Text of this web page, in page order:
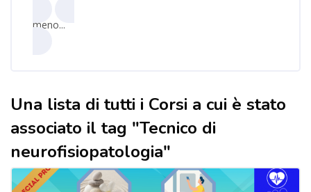
meno...
Una lista di tutti i Corsi a cui è stato
associato il tag "Tecnico di
neurofisiopatologia"